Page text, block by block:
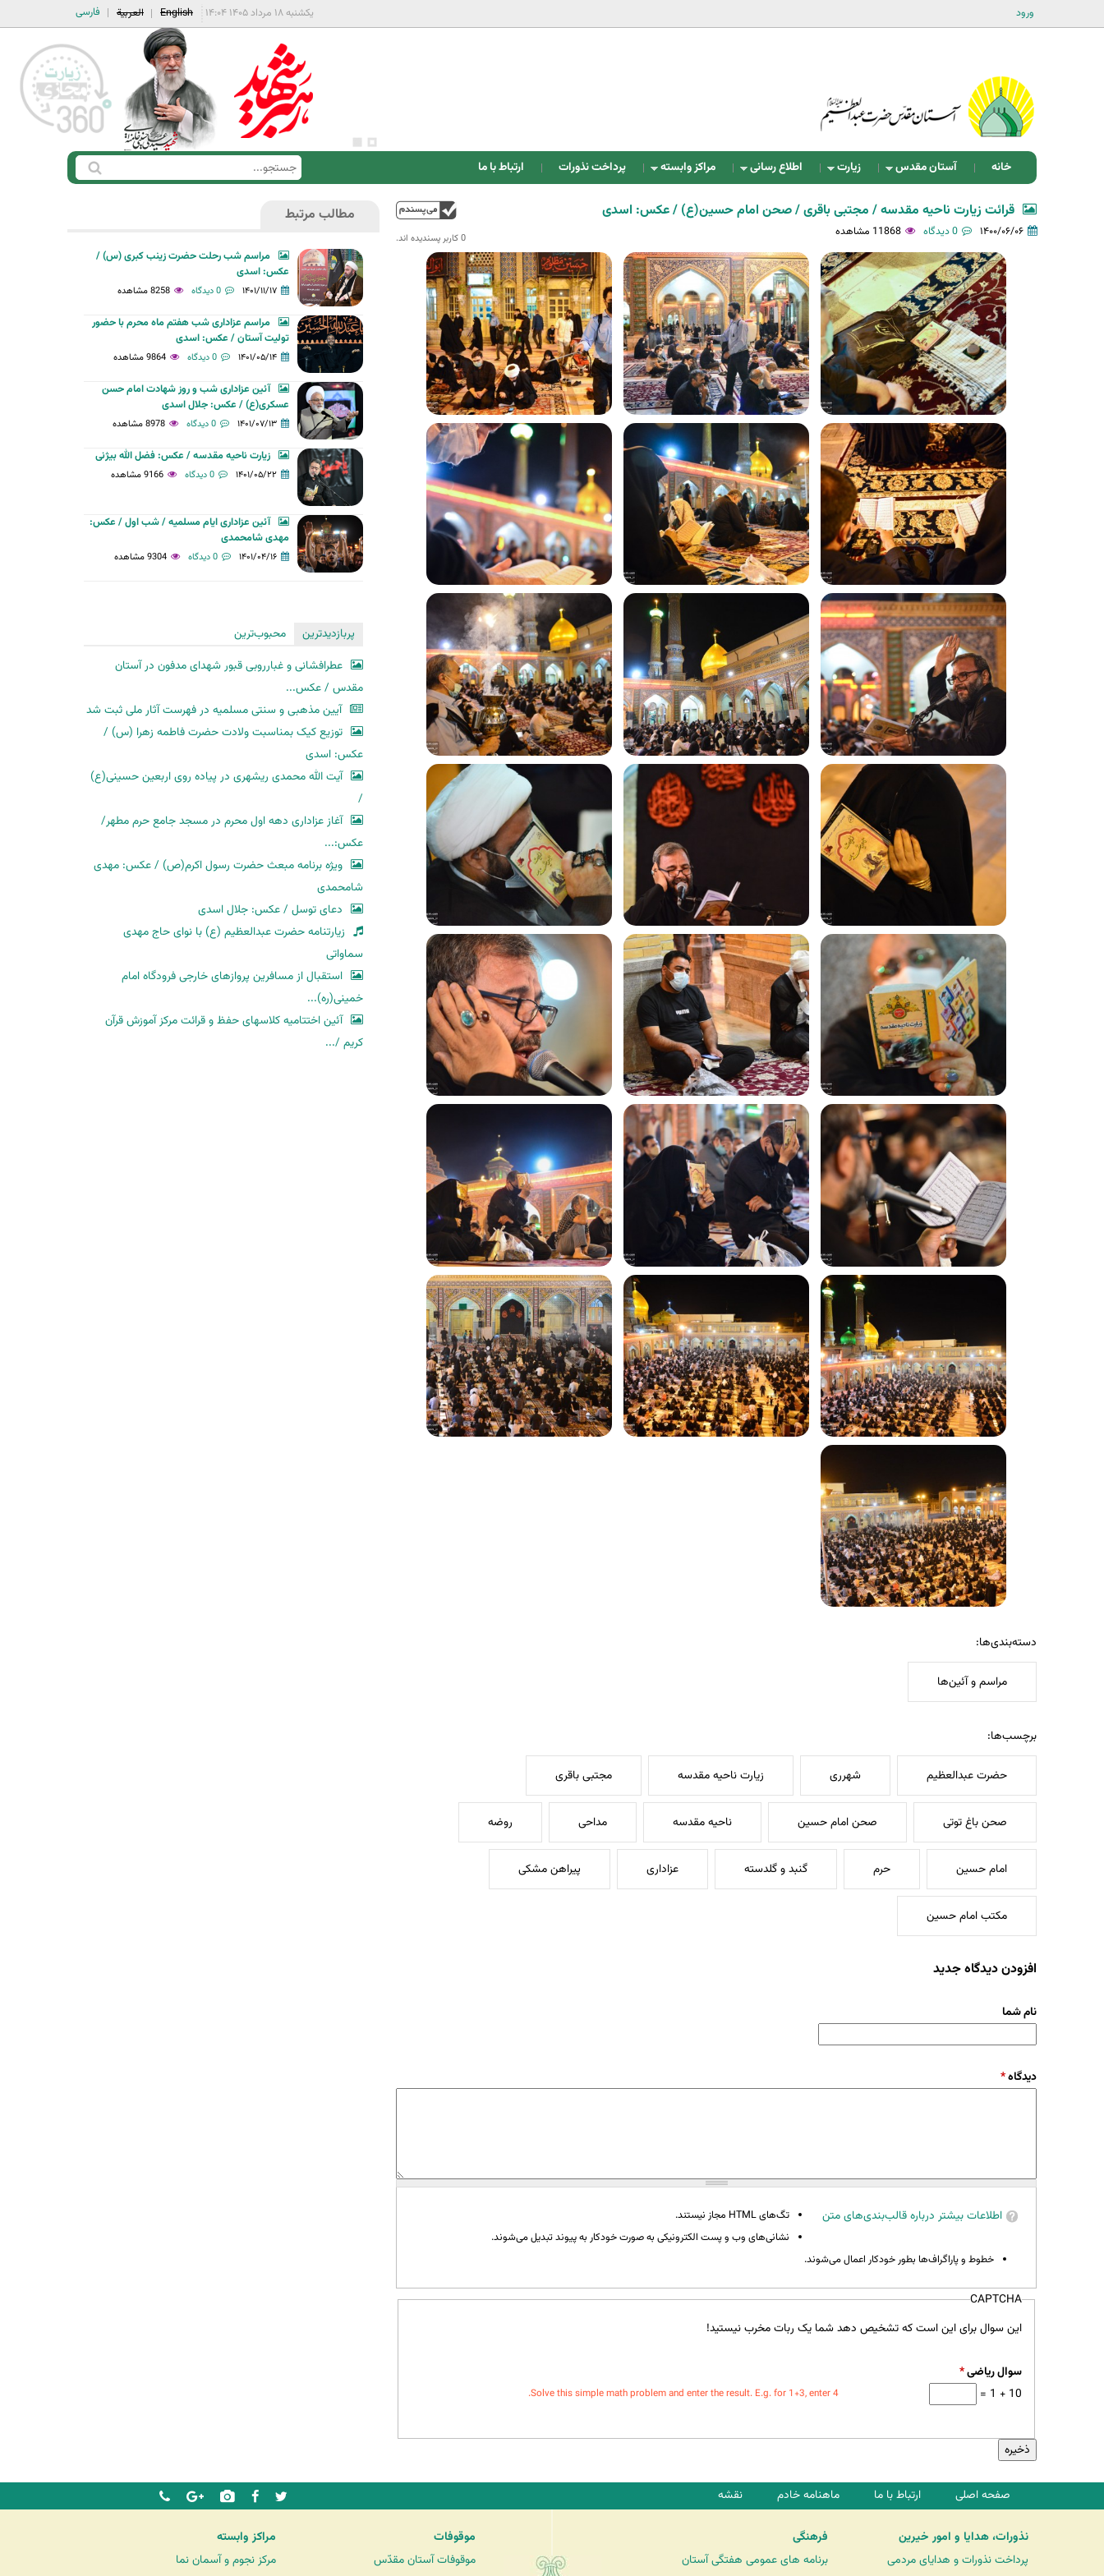
ورود فارسی العربية English یکشنبه ۱۸ مرداد ۱۴۰۵ ۱۴:۰۴
خانه آستان مقدس زیارت اطلاع رسانی مراکز وابسته پرداخت نذورات ارتباط با ما
ف
ر
ج
س
ج
س
ت
0 کاربر پسندیده اند.‎
قرائت زیارت ناحیه مقدسه / مجتبی باقری / صحن امام حسین(ع) / عکس: اسدی
۱۴۰۰/۰۶/۰۶ 0 دیدگاه 11868 مشاهده
دسته‌بندی‌ها:
مراسم و آئین‌ها
برچسب‌ها:
حضرت عبدالعظیم شهرری زیارت ناحیه مقدسه مجتبی باقری
صحن باغ توتی صحن امام حسین ناحیه مقدسه مداحی روضه
امام حسین حرم گنبد و گلدسته عزاداری پیراهن مشکی
مکتب امام حسین
افزودن دیدگاه جدید
نام شما
دیدگاه*
اطلاعات بیشتر درباره قالب‌بندی‌های متن
تگ‌های HTML مجاز نیستند.
نشانی‌های وب و پست الکترونیکی به صورت خودکار به پیوند تبدیل می‌شوند.
خطوط و پاراگراف‌ها بطور خودکار اعمال می‌شوند.
CAPTCHA
این سوال برای این است که تشخیص دهد شما یک ربات مخرب نیستید!
سوال ریاضی*
10 + 1 =
Solve this simple math problem and enter the result. E.g. for 1+3, enter 4.
مطالب مرتبط
مراسم شب رحلت حضرت زینب کبری (س) /
عکس: اسدی
۱۴۰۱/۱۱/۱۷ 0 دیدگاه 8258 مشاهده
مراسم عزاداری شب هفتم ماه محرم با حضور
تولیت آستان / عکس: اسدی
۱۴۰۱/۰۵/۱۴ 0 دیدگاه 9864 مشاهده
آئین عزاداری شب و روز شهادت امام حسن
عسکری(ع) / عکس: جلال اسدی
۱۴۰۱/۰۷/۱۳ 0 دیدگاه 8978 مشاهده
زیارت ناحیه مقدسه / عکس: فضل الله بیژنی
۱۴۰۱/۰۵/۲۲ 0 دیدگاه 9166 مشاهده
آئین عزاداری ایام مسلمیه / شب اول / عکس:
مهدی شامحمدی
۱۴۰۱/۰۴/۱۶ 0 دیدگاه 9304 مشاهده
پربازدیدترین
محبوب‌ترین
عطرافشانی و غبارروبی قبور شهدای مدفون در آستان
مقدس / عکس...
آیین مذهبی و سنتی مسلمیه در فهرست آثار ملی ثبت شد
توزیع کیک بمناسبت ولادت حضرت فاطمه زهرا (س) /
عکس: اسدی
آیت الله محمدی ریشهری در پیاده روی اربعین حسینی(ع)
/
آغاز عزاداری دهه اول محرم در مسجد جامع حرم مطهر/
عکس:...
ویژه برنامه مبعث حضرت رسول اکرم(ص) / عکس: مهدی
شامحمدی
دعای توسل / عکس: جلال اسدی
زیارتنامه حضرت عبدالعظیم (ع) با نوای حاج مهدی
سماواتی
استقبال از مسافرین پروازهای خارجی فرودگاه امام
خمینی(ره)...
آئین اختتامیه کلاسهای حفظ و قرائت مرکز آموزش قرآن
کریم /...
صفحه اصلی ارتباط با ما ماهنامه خادم نقشه
نذورات، هدایا و امور خیرین
پرداخت نذورات و هدایای مردمی
فرهنگی
برنامه های عمومی هفتگی آستان
موقوفات
موقوفات آستان مقدّس
مراکز وابسته
مرکز نجوم و آسمان نما